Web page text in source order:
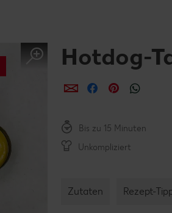
Hotdog-
per E-Mail teilen
per Facebook
per
Bis zu 15 Minuten
Unkompliziert
Zutaten Rezept-